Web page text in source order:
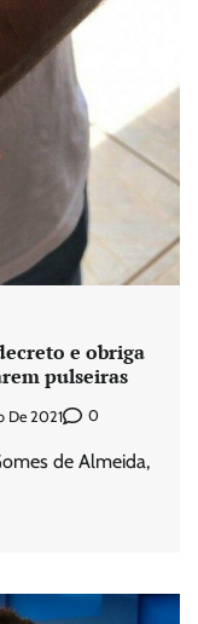
e obriga
pulseiras
De 2021 0
de Almeida,